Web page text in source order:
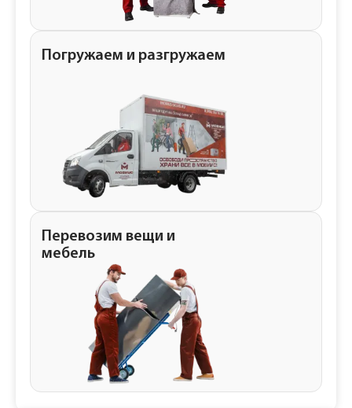
Погружаем и разгружаем
Перевозим вещи и
мебель